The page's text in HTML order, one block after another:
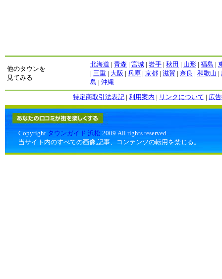
他のタウンを
見てみる
北海道 | 青森 | 宮城 | 岩手 | 秋田 | 山形 | 福島 |
| 三重 | 大阪 | 兵庫 | 京都 | 滋賀 | 奈良 | 和歌山 |
島 | 沖縄
特定商取引法表記 | 利用案内 | リンクについて | 広
Copyright タウンガイド 浜松 2009 All rights reserved.
当サイト内のすべての画像,記事、コンテンツの転用を禁じる。